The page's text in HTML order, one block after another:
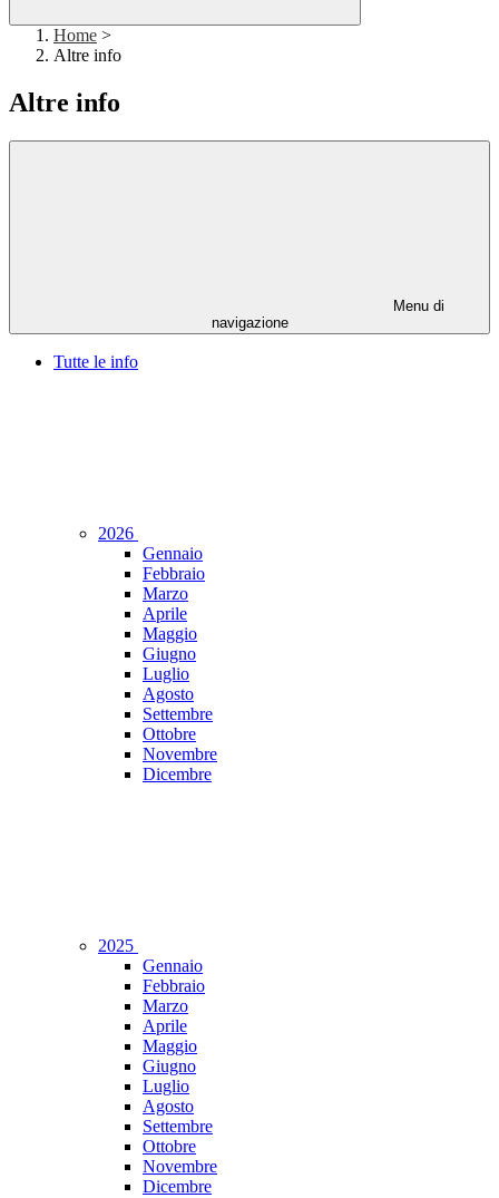
Home >
Altre info
Altre info
Menu di
navigazione
Tutte le info
2026
Gennaio
Febbraio
Marzo
Aprile
Maggio
Giugno
Luglio
Agosto
Settembre
Ottobre
Novembre
Dicembre
2025
Gennaio
Febbraio
Marzo
Aprile
Maggio
Giugno
Luglio
Agosto
Settembre
Ottobre
Novembre
Dicembre